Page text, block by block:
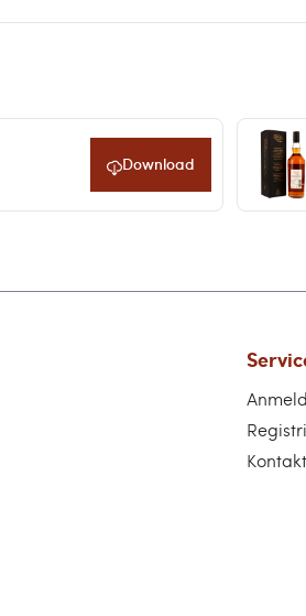
Download
Kontakt